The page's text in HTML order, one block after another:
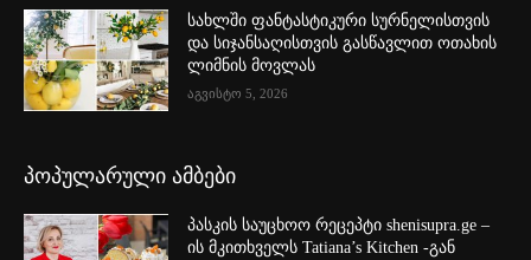
სახლში ფანტასტიკური სურნელისთვის
და სიჯანსაღისთვის გასწავლით ოთახის
ლიმნის მოვლას
აგვისტო 5, 2026
პოპულარული ამბები
პასკის საუცხოო რეცეპტი shenisupra.ge –
ის მკითხველს Tatiana’s Kitchen -გან